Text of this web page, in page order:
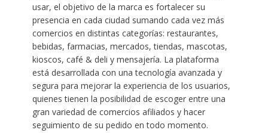
usar, el objetivo de la marca es fortalecer su
presencia en cada ciudad sumando cada vez más
comercios en distintas categorías: restaurantes,
bebidas, farmacias, mercados, tiendas, mascotas,
kioscos, café & deli y mensajería. La plataforma
está desarrollada con una tecnología avanzada y
segura para mejorar la experiencia de los usuarios,
quienes tienen la posibilidad de escoger entre una
gran variedad de comercios afiliados y hacer
seguimiento de su pedido en todo momento.